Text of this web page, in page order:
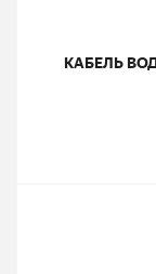
КАБЕЛЬ